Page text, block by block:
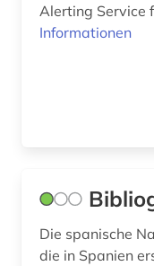
vinck (1)
volksmusik (1)
Alerting Service
Informationen
Die spanische
die in Spanien